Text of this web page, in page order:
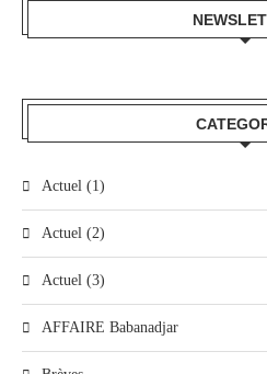
Actuel (1)
Actuel (2)
Actuel (3)
AFFAIRE Babanadjar